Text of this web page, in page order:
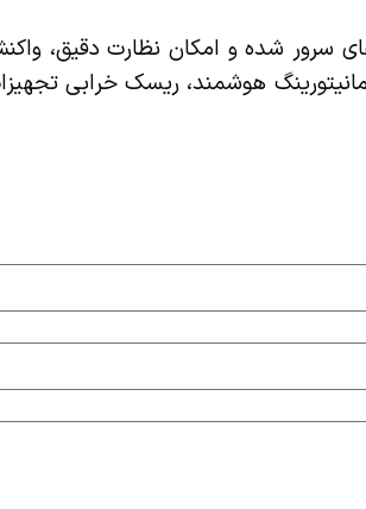
سرور شده و امکان نظارت دقیق،
هوشمند، ریسک خرابی